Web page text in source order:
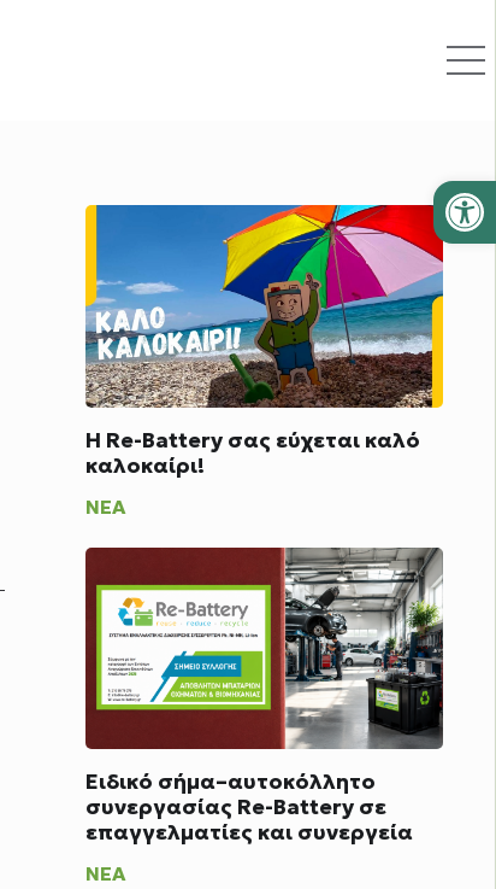
Η Re-Battery σας εύχεται καλό
καλοκαίρι!
ΝΈΑ
Ειδικό σήμα–αυτοκόλλητο
συνεργασίας Re-Battery σε
επαγγελματίες και συνεργεία
ΝΈΑ